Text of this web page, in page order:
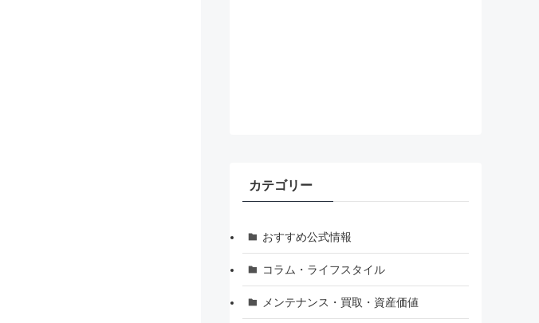
カテゴリー
おすすめ公式情報
コラム・ライフスタイル
メンテナンス・買取・資産価値